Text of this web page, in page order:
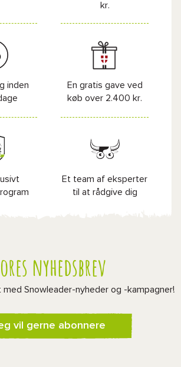
kr.
inden
En gratis gave ved
køb over 2.400 kr.
Et team af eksperter
til at rådgive dig
nyhedsbrev
Snowleader-nyheder og -kampagner!
vil gerne abonnere